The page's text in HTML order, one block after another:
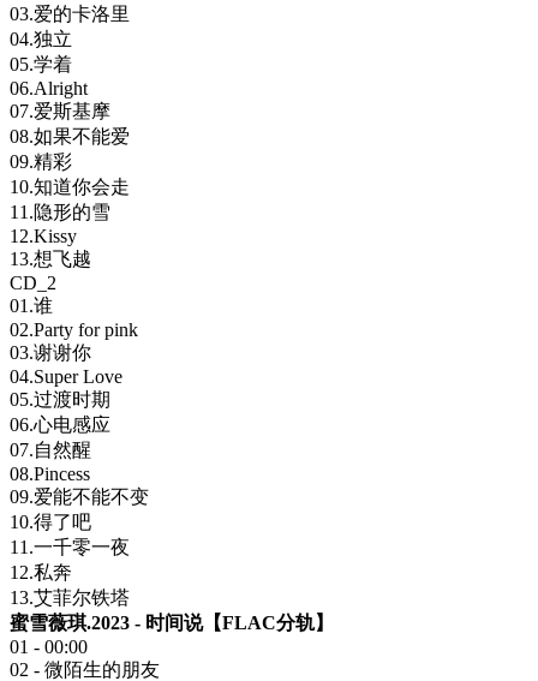
03.爱的卡洛里
04.独立
05.学着
06.Alright
07.爱斯基摩
08.如果不能爱
09.精彩
10.知道你会走
11.隐形的雪
12.Kissy
13.想飞越
CD_2
01.谁
02.Party for pink
03.谢谢你
04.Super Love
05.过渡时期
06.心电感应
07.自然醒
08.Pincess
09.爱能不能不变
10.得了吧
11.一千零一夜
12.私奔
13.艾菲尔铁塔
蜜雪薇琪.2023 - 时间说【FLAC分轨】
01 - 00:00
02 - 微陌生的朋友